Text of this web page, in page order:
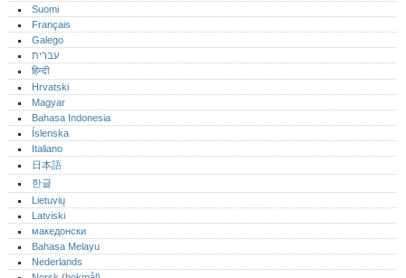
Suomi
Français
Galego
עברית
हिन्दी
Hrvatski
Magyar
Bahasa Indonesia
Íslenska
Italiano
日本語
한글
Lietuvių
Latviski
македонски
Bahasa Melayu
Nederlands